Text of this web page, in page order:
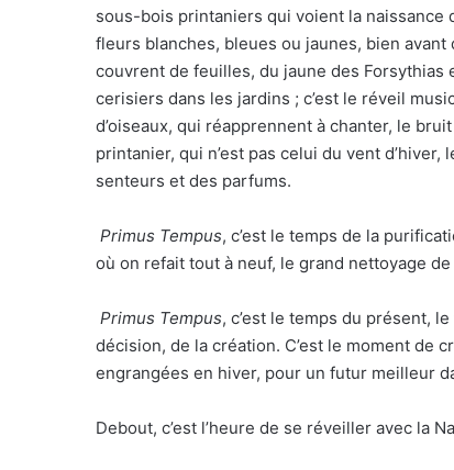
sous-bois printaniers qui voient la naissance
fleurs blanches, bleues ou jaunes, bien avant
couvrent de feuilles, du jaune des Forsythias
cerisiers dans les jardins ; c’est le réveil
d’oiseaux, qui réapprennent à chanter, le
printanier, qui n’est pas celui du vent d’hiver,
senteurs et des parfums.
Primus Tempus, c’est le temps de la
où on refait tout à neuf, le grand nettoyage
Primus Tempus, c’est le temps du présent,
décision, de la création. C’est le moment de
engrangées en hiver, pour un futur meilleur
Debout, c’est l’heure de se réveiller avec la